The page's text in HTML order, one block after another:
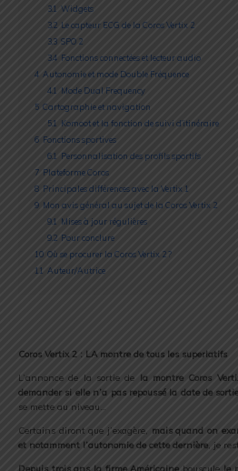
3.1
Widgets
3.2 Le capteur ECG de la Coros Vertix 2
3.3 SPO 2
3.4 Fonctions connectées et lecteur audio
4 Autonomie et mode Double Fréquence
4.1
Mode Dual Frequency
5 Cartographie et navigation
5.1
Komoot et la fonction de suivi d’itinéraire
6 Fonctions sportives
6.1
Personnalisation des profils sportifs
7 Plateforme Coros
8 Principales différences avec la Vertix 1
9 Mon avis général au sujet de la Coros Vertix 2
9.1
Mises à jour régulières
9.2 Pour conclure
10 Où se procurer la Coros Vertix 2 ?
11
Auteur/Autrice
Coros Vertix 2 : LA montre de tous les superlatifs
L’annonce de la sortie de la montre Coros
demander si elle n’a pas repoussé la date de
se mette au niveau…
Certains diront que j’exagère, mais quand on
et notamment l’autonomie de cette dernière, je